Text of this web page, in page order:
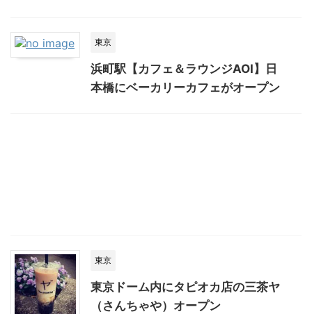
東京
浜町駅【カフェ＆ラウンジAOI】日
本橋にベーカリーカフェがオープン
東京
東京ドーム内にタピオカ店の三茶ヤ
（さんちゃや）オープン